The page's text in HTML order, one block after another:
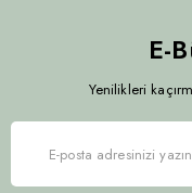
E-
Yenilikleri